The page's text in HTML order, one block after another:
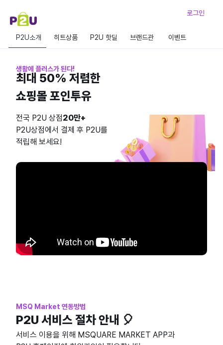
로그인
P2U소개 히트상품 P2U 핫딜 브랜드관 이벤트